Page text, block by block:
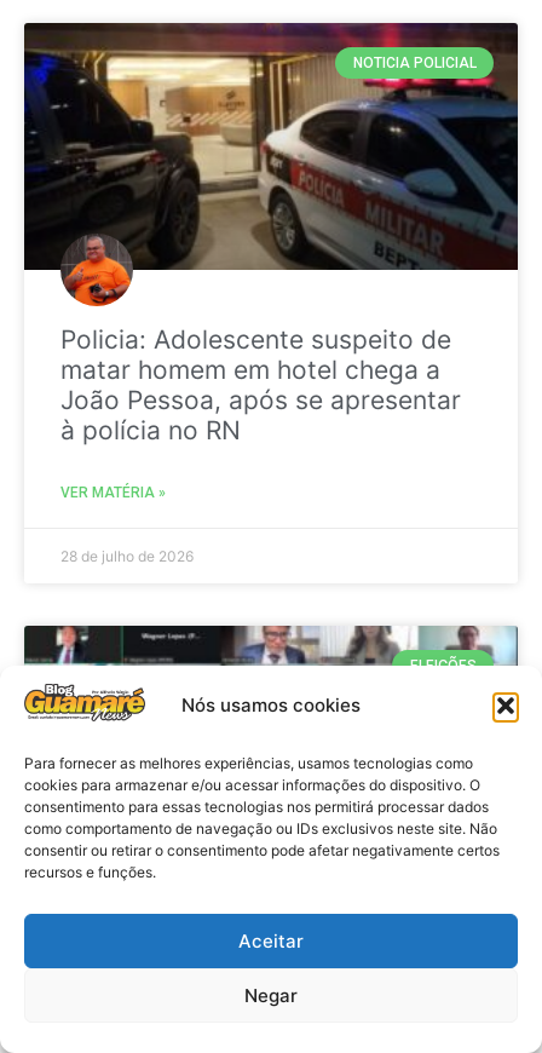
Nós usamos cookies
Para fornecer as melhores experiências, usamos tecnologias como
cookies para armazenar e/ou acessar informações do dispositivo. O
consentimento para essas tecnologias nos permitirá processar dados
como comportamento de navegação ou IDs exclusivos neste site. Não
consentir ou retirar o consentimento pode afetar negativamente certos
recursos e funções.
Aceitar
Negar
NOTICIA POLICIAL
Policia: Adolescente suspeito de
matar homem em hotel chega a
João Pessoa, após se apresentar
à polícia no RN
VER MATÉRIA »
28 de julho de 2026
ELEIÇÕES
Eleições 2026: procuradores e
promotores eleitorais realizam
reunião de alinhamento no RN